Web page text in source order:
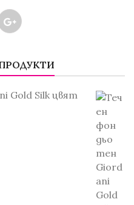
Gold Silk цвят